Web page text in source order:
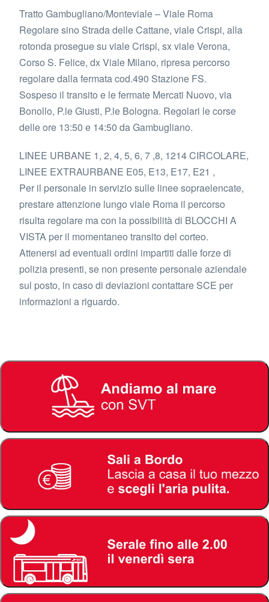
Tratto Gambugliano/Monteviale – Viale Roma
Regolare sino Strada delle Cattane, viale Crispi, alla
rotonda prosegue su viale Crispi, sx viale Verona,
Corso S. Felice, dx Viale Milano, ripresa percorso
regolare dalla fermata cod.490 Stazione FS.
Sospeso il transito e le fermate Mercati Nuovo, via
Bonollo, P.le Giusti, P.le Bologna. Regolari le corse
delle ore 13:50 e 14:50 da Gambugliano.
LINEE URBANE 1, 2, 4, 5, 6, 7 ,8, 1214 CIRCOLARE,
LINEE EXTRAURBANE E05, E13, E17, E21 ,
Per il personale in servizio sulle linee sopraelencate,
prestare attenzione lungo viale Roma il percorso
risulta regolare ma con la possibilità di BLOCCHI A
VISTA per il momentaneo transito del corteo.
Attenersi ad eventuali ordini impartiti dalle forze di
polizia presenti, se non presente personale aziendale
sul posto, in caso di deviazioni contattare SCE per
informazioni a riguardo.